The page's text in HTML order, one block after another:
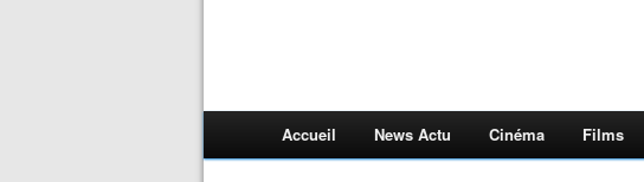
Accueil News Actu Cinéma Films